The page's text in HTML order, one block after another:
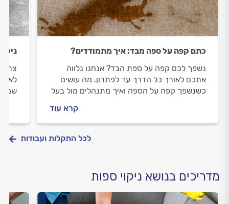
כתם קפה על ספה מבד: איך מתמודדים?
נשפך לכם קפה על ספת הבד? אנחנו נלווה
אתכם לאורך כל הדרך עד לפתרון. מה עושים
כשנשפך קפה על הספה ואיך מתנהלים מול בעל
קרא עוד
לכל התקלות ועבודות
מדריכים בנושא ניקוי ספות